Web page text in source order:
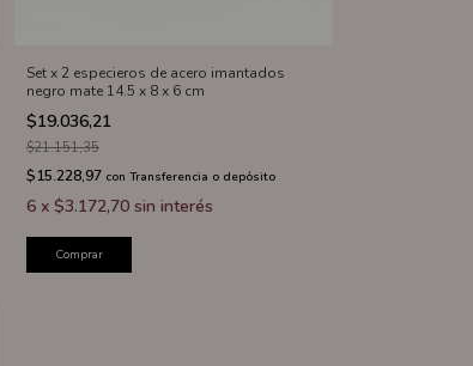
Set x 2 especieros de acero imantados
negro mate 14.5 x 8 x 6 cm
$19.036,21
$21.151,35
$15.228,97 con Transferencia o depósito
6 x $3.172,70 sin interés
Comprar